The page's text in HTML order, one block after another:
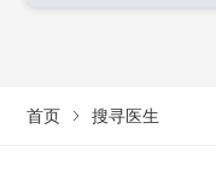
首页 搜寻医生